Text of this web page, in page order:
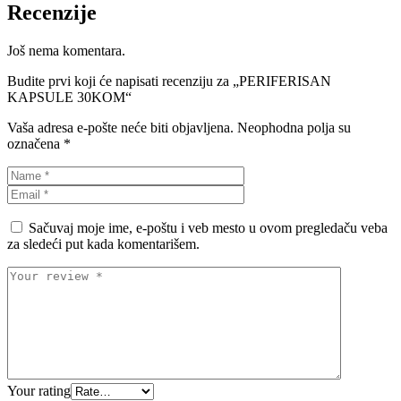
Recenzije
Još nema komentara.
Budite prvi koji će napisati recenziju za „PERIFERISAN
KAPSULE 30KOM“
Vaša adresa e-pošte neće biti objavljena. Neophodna polja su
označena *
Sačuvaj moje ime, e-poštu i veb mesto u ovom pregledaču veba
za sledeći put kada komentarišem.
Your rating